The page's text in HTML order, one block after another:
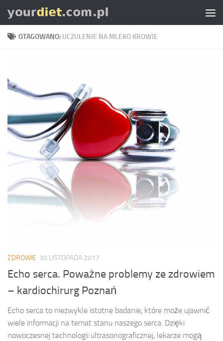
Skip to content
OTAGOWANO: UCZULENIE NA MLEKO KROWIE
ZDROWIE 30 LISTOPADA 2017
Echo serca. Poważne problemy ze zdrowiem
– kardiochirurg Poznań
Echo serca to niezwykle istotne badanie, które może ujawnić
wiele informacji na temat stanu naszego serca. Dzięki
nowoczesnej technologii ultrasonograficznej, lekarze mogą